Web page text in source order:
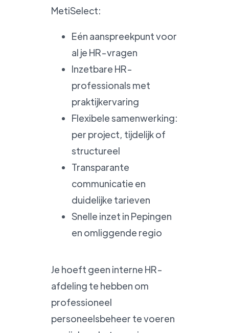
MetiSelect:
Eén aanspreekpunt voor
al je HR-vragen
Inzetbare HR-
professionals met
praktijkervaring
Flexibele samenwerking:
per project, tijdelijk of
structureel
Transparante
communicatie en
duidelijke tarieven
Snelle inzet in Pepingen
en omliggende regio
Je hoeft geen interne HR-
afdeling te hebben om
professioneel
personeelsbeheer te voeren